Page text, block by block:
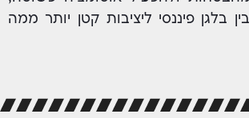
בלגן פיננסי ליציבות קטן יותר ממה